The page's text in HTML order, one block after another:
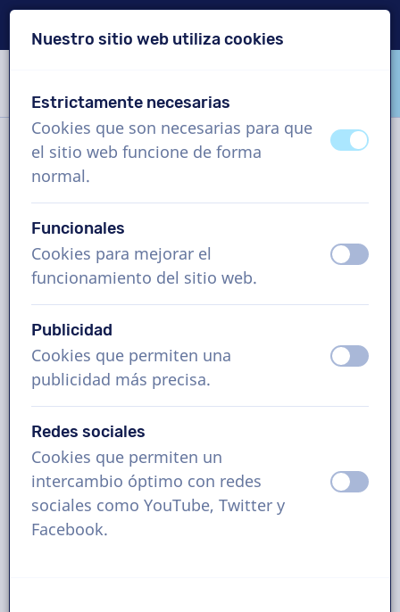
VoiceProductions
VoiceProductions ofrece
soluciones integrales de
audio y voz en off
Servicios
¿Alguna pregunta?
No dudes en enviarnos un correo
electrónico. Responderemos a tu pregunta
en 10 minutos.
Contáctenos
Nuestro sitio web utiliza cookies
Estrictamente necesarias
Cookies que son necesarias para que
el sitio web funcione de forma
normal.
Funcionales
Cookies para mejorar el
funcionamiento del sitio web.
Publicidad
Cookies que permiten una
publicidad más precisa.
Redes sociales
Cookies que permiten un
intercambio óptimo con redes
sociales como YouTube, Twitter y
Facebook.